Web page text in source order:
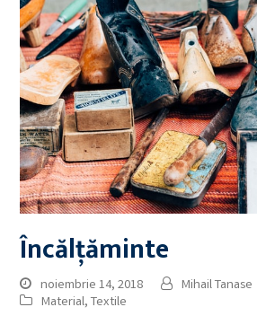
Încălțăminte
noiembrie 14, 2018
Mihail Tanase
Material,Textile